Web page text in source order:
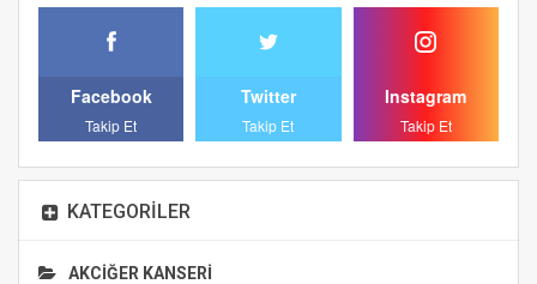
Facebook
Takip Et
Twitter
Takip Et
Instagram
Takip Et
KATEGORILER
AKCİĞER KANSERİ